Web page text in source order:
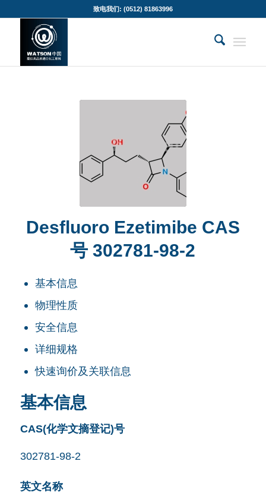
致电我们: (0512) 81863996
Desfluoro Ezetimibe CAS
号 302781-98-2
基本信息
物理性质
安全信息
详细规格
快速询价及关联信息
基本信息
CAS(化学文摘登记)号
302781-98-2
英文名称